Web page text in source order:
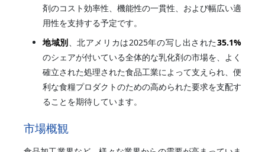
剤のコスト効率性、機能性の一貫性、および幅広い適
用性を支持する予定です。
地域別、北アメリカは2025年の写し出された35.1%
のシェアが付いている全体的な乳化剤の市場を、よく
確立された処理された食品工業によって支えられ、便
利な食糧プロダクトのための高められた要求を支配す
ることを期待しています。
市場概観